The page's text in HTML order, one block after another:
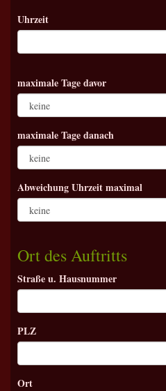
Uhrzeit
maximale Tage davor
maximale Tage danach
Abweichung Uhrzeit maximal
Ort des Auftritts
Straße u. Hausnummer
PLZ
Ort